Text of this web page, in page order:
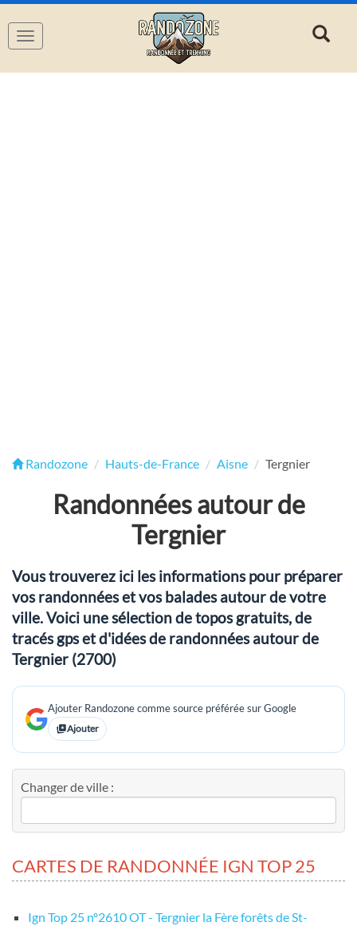
Navigation
Randozone Hauts-de-France Aisne Tergnier
Randonnées autour de
Tergnier
Vous trouverez ici les informations pour préparer
vos randonnées et vos balades autour de votre
ville. Voici une sélection de topos gratuits, de
tracés gps et d'idées de randonnées autour de
Tergnier (2700)
Ajouter Randozone comme source préférée sur Google
Ajouter
Changer de ville :
CARTES DE RANDONNÉE IGN TOP 25
Ign Top 25 nº2610 OT - Tergnier la Fère forêts de St-